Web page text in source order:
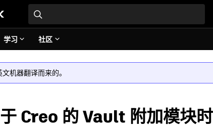
学习 社区
机器翻译而来的。
Creo 的 Vault 附加模块